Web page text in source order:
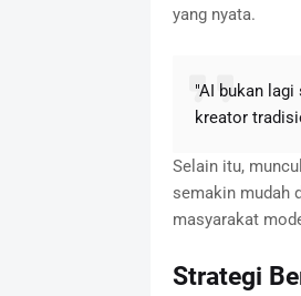
yang nyata.
"AI bukan
kreator
Selain itu,
semakin mudah
masyarakat
Strategi